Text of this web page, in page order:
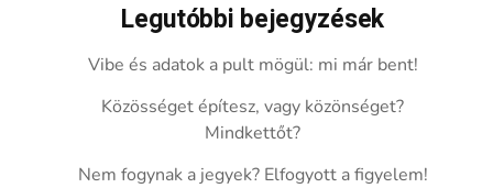
Legutóbbi bejegyzések
Vibe és adatok a pult mögül: mi már bent!
Közösséget építesz, vagy közönséget?
Mindkettőt?
Nem fogynak a jegyek? Elfogyott a figyelem!